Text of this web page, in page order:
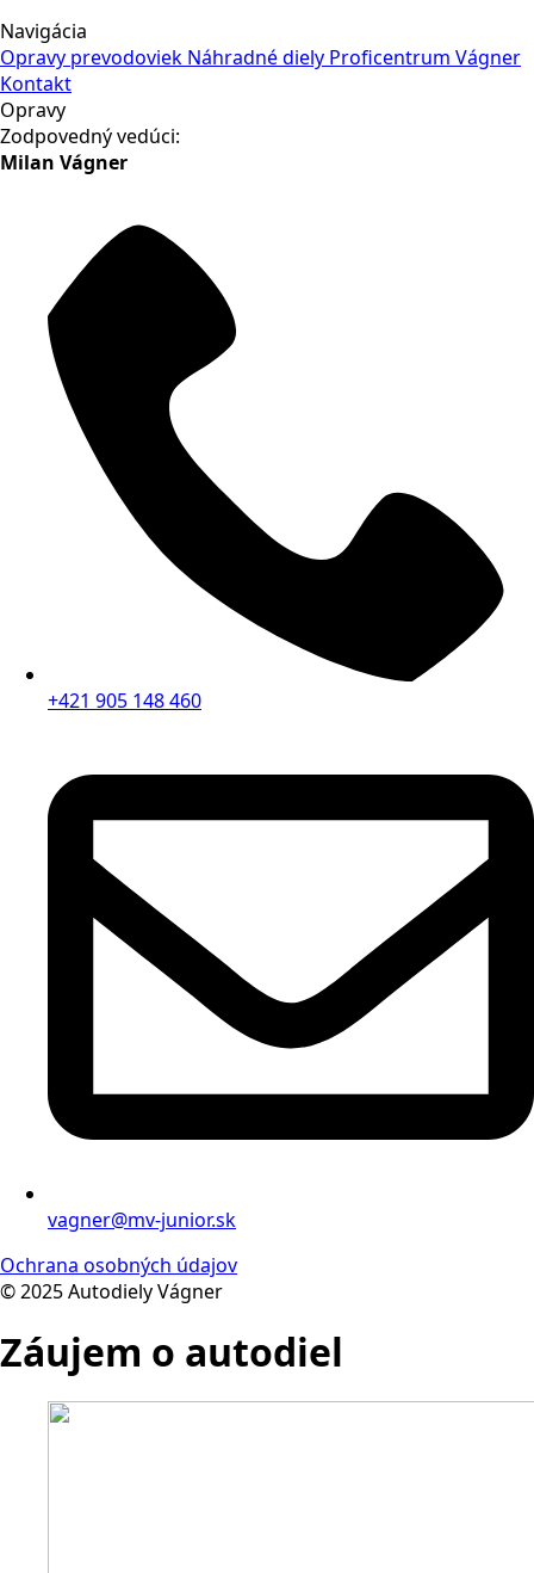
Navigácia
Opravy prevodoviek Náhradné diely Proficentrum Vágner
Kontakt
Opravy
Zodpovedný vedúci:
Milan Vágner
+421 905 148 460
vagner@mv-junior.sk
Ochrana osobných údajov
© 2025 Autodiely Vágner
Záujem o autodiel